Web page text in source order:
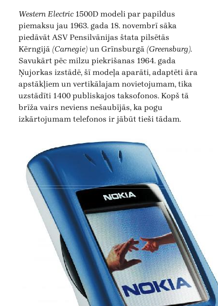
Western Electric 1500D modeli par papildus
piemaksu jau 1963. gada 18. novembrī sāka
piedāvāt ASV Pensilvānijas štata pilsētās
Kērngijā (Carnegie) un Grīnsburgā (Greensburg).
Savukārt pēc milzu piekrišanas 1964. gada
Ņujorkas izstādē, šī modeļa aparāti, adaptēti āra
apstākļiem un vertikālajam novietojumam, tika
uzstādīti 1400 publiskajos taksofonos. Kopš tā
brīža vairs neviens nešaubījās, ka pogu
izkārtojumam telefonos ir jābūt tieši tādam.